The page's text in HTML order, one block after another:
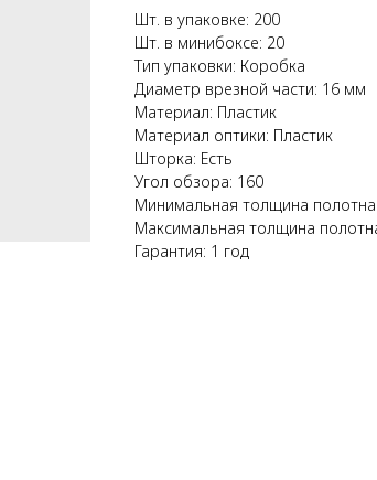
Шт. в упаковке: 200
Шт. в минибоксе: 20
Тип упаковки: Коробка
Диаметр врезной части: 16 мм
Материал: Пластик
Материал оптики: Пластик
Шторка: Есть
Угол обзора: 160
Минимальная толщина
Максимальная толщина
Гарантия: 1 год